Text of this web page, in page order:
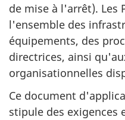
de mise à l'arrêt). Les
l'ensemble des
équipements, des
directrices, ainsi
organisationnelles
Ce document
stipule des